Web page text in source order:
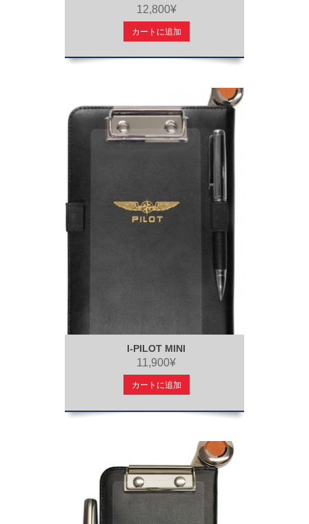
12,800¥
カートに追加
I-PILOT MINI
11,900¥
カートに追加